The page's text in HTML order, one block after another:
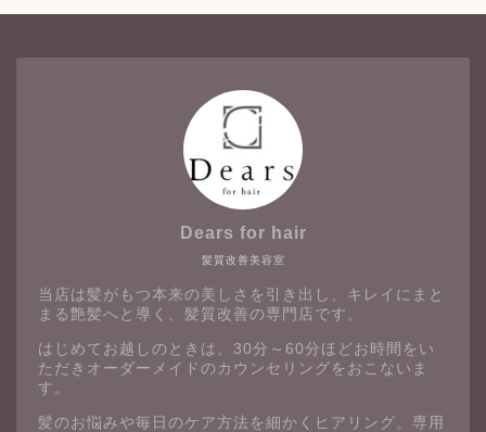
髪質改善美容室
Dears for hair
当店は髪がもつ本来の美しさを引き出し、キレイにまと
まる艶髪へと導く、髪質改善の専門店です。
はじめてお越しのときは、30分～60分ほどお時間をい
ただきオーダーメイドのカウンセリングをおこないま
す。
髪のお悩みや毎日のケア方法を細かくヒアリング。専用